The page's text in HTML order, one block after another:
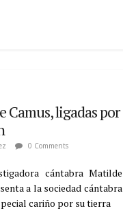
Camus, ligadas por
0 Comments
cántabra Matilde
a la sociedad cántabra
cariño por su tierra